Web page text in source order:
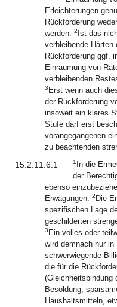
Erleichterungen
Rückforderung
werden. 2 Ist das
verbleibende
Rückforderung ggf.
Einräumung von
verbleibenden
3 Erst wenn auch
der Rückforderung
insoweit ein klares
Stufe darf erst
vorangegangenen
zu beachtenden
15.2.11.6.1 1 In die
der
ebenso
Erwägungen. 2 Die
spezifischen Lage
geschilderten
3 Ein volles oder
wird demnach nur
schwerwiegende
die für die
(Gleichheitsbindung
Besoldung,
Haushaltsmitteln,